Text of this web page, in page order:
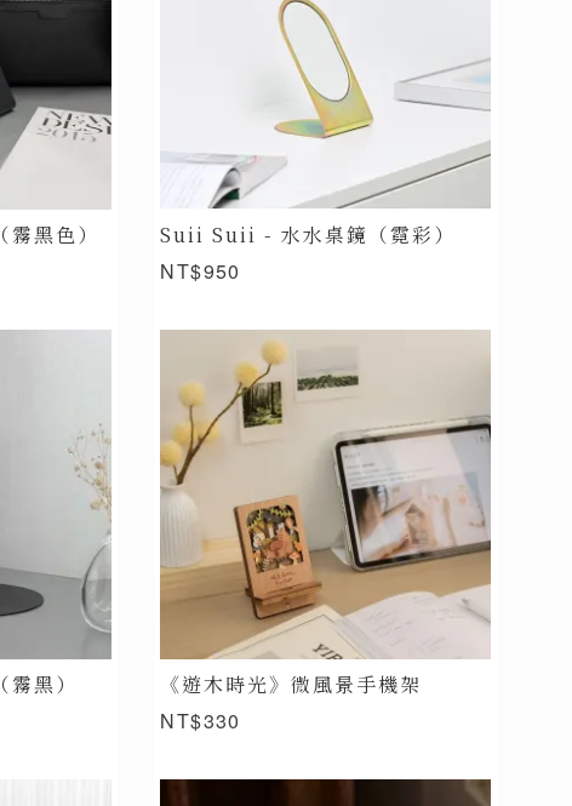
黑色）
Suii Suii - 水水桌鏡（霓彩）
NT$950
黑）
《遊木時光》微風景手機架
NT$330